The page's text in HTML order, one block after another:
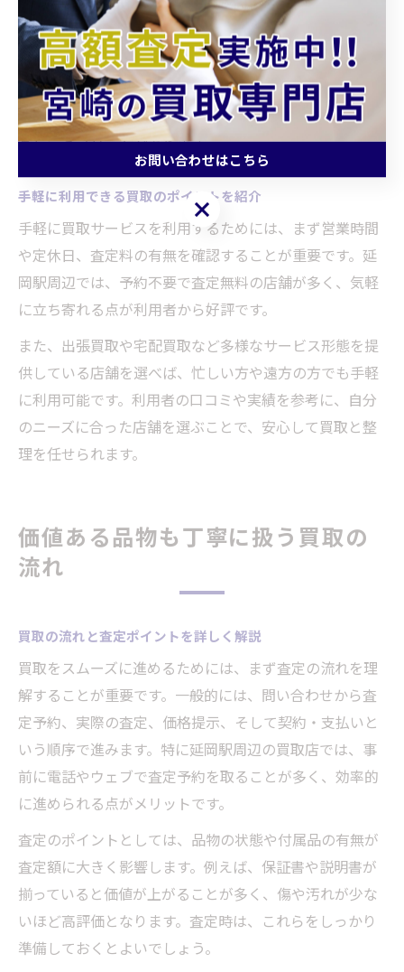
具体的には、ブランド品や家電、骨董品などジャンルご
とに専門査定が可能な店舗を選ぶことで、適正な価格で
の買取が実現します。このようなサービスの利用によ
り、整理のストレスが減り、心身の負担軽減にもつなが
るというメリットがあります。
手軽に利用できる買取のポイントを紹介
手軽に買取サービスを利用するためには、まず営業時間
や定休日、査定料の有無を確認することが重要です。延
岡駅周辺では、予約不要で査定無料の店舗が多く、気軽
に立ち寄れる点が利用者から好評です。
また、出張買取や宅配買取など多様なサービス形態を提
供している店舗を選べば、忙しい方や遠方の方でも手軽
に利用可能です。利用者の口コミや実績を参考に、自分
のニーズに合った店舗を選ぶことで、安心して買取と整
理を任せられます。
価値ある品物も丁寧に扱う買取の
流れ
買取の流れと査定ポイントを詳しく解説
買取をスムーズに進めるためには、まず査定の流れを理
解することが重要です。一般的には、問い合わせから査
定予約、実際の査定、価格提示、そして契約・支払いと
いう順序で進みます。特に延岡駅周辺の買取店では、事
前に電話やウェブで査定予約を取ることが多く、効率的
に進められる点がメリットです。
査定のポイントとしては、品物の状態や付属品の有無が
査定額に大きく影響します。例えば、保証書や説明書が
揃っていると価値が上がることが多く、傷や汚れが少な
いほど高評価となります。査定時は、これらをしっかり
準備しておくとよいでしょう。
お問い合わせはこちら
お問い合わせはこちら